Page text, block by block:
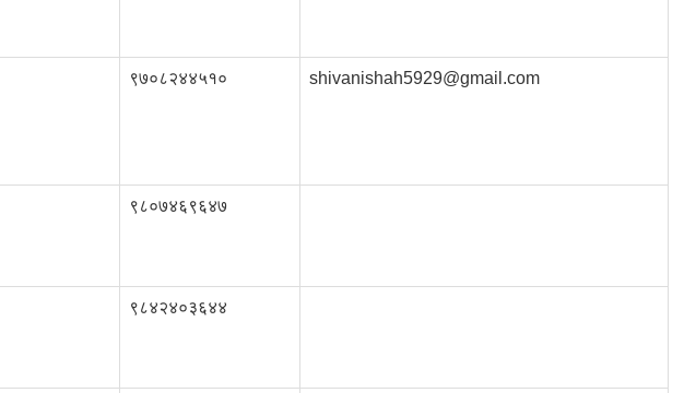
९७०८२४४५१० shivanishah5929@gmail.com
९८०७४६९६४७
९८४२४०३६४४